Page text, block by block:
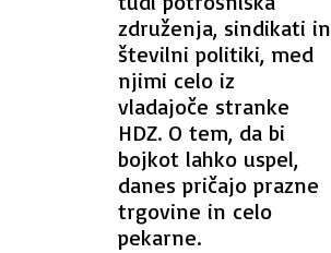
združenja, sindikati in
številni politiki, med
njimi celo iz
vladajoče stranke
HDZ. O tem, da bi
bojkot lahko uspel,
danes pričajo prazne
trgovine in celo
pekarne.